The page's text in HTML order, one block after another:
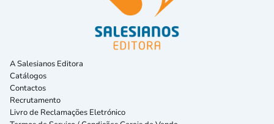
A Salesianos Editora
Catálogos
Contactos
Recrutamento
Livro de Reclamações Eletrónico